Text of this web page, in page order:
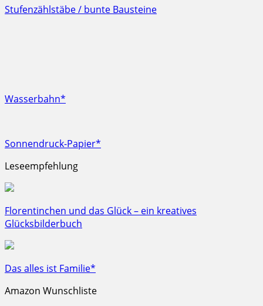
Stufenzählstäbe / bunte Bausteine
Wasserbahn*
Sonnendruck-Papier*
Leseempfehlung
Florentinchen und das Glück – ein kreatives
Glücksbilderbuch
Das alles ist Familie*
Amazon Wunschliste